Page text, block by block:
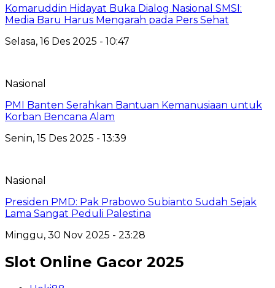
Komaruddin Hidayat Buka Dialog Nasional SMSI:
Media Baru Harus Mengarah pada Pers Sehat
Selasa, 16 Des 2025 - 10:47
Nasional
PMI Banten Serahkan Bantuan Kemanusiaan untuk
Korban Bencana Alam
Senin, 15 Des 2025 - 13:39
Nasional
Presiden PMD: Pak Prabowo Subianto Sudah Sejak
Lama Sangat Peduli Palestina
Minggu, 30 Nov 2025 - 23:28
Slot Online Gacor 2025